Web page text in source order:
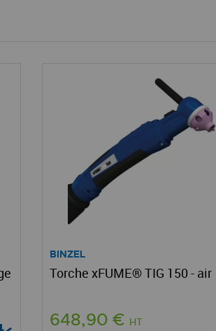
BINZEL
Torche xFUME® TIG 150 - air
648,90 € HT